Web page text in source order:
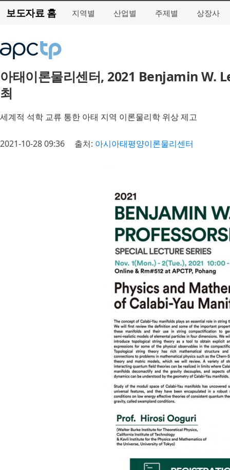
보도자료 홈 지역별 산업별 주제별 상장사
아태이론물리센터, 2021 Benjamin W.
최
세계적 석학 교류 통한 아태 지역 이론물리학 위상 제고
2021-10-28 09:36 출처: 아시아태평양이론물리센터